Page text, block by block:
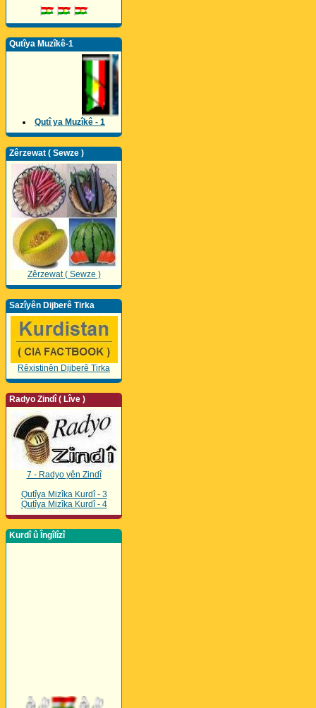
Qutîya Muzîkê-1
Qutî ya Muzîkê - 1
Zêrzewat ( Sewze )
Zêrzewat ( Sewze )
Sazîyên Dijberê Tirka
Rêxistinên Dijberê Tirka
Radyo Zindî ( Lîve )
7 - Radyo yên Zindî
Qutîya Mizîka Kurdî - 3
Qutîya Mizîka Kurdî - 4
Kurdî û Îngîlîzî